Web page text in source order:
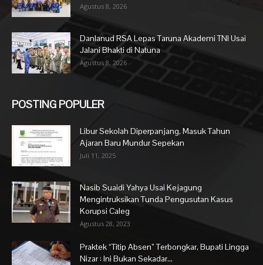
Agustus 8, 2026
Danlanud RSA Lepas Taruna Akademi TNI Usai
Jalani Bhakti di Natuna
Agustus 8, 2026
POSTING POPULER
Libur Sekolah Diperpanjang, Masuk Tahun
Ajaran Baru Mundur Sepekan
Juli 11, 2025
Nasib Suaidi Yahya Usai Kejagung
Mengintruksikan Tunda Pengusutan Kasus
Korupsi Caleg
Agustus 28, 2023
Praktek “Titip Absen” Terbongkar, Bupati Lingga
Nizar : Ini Bukan Sekadar...